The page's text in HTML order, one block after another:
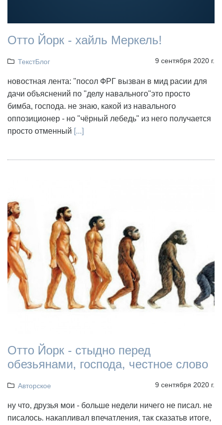
Отто Йорк - хайль Меркель!
ТекстБлог 9 сентября 2020 г.
новостная лента: "посол ФРГ вызван в мид расии для
дачи объяснений по "делу навального"это просто
бимба, господа. не знаю, какой из навального
оппозиционер - но "чёрный лебедь" из него получается
просто отменный [...]
Отто Йорк - стыдно перед
обезьянами, господа, честное слово
Авторское 9 сентября 2020 г.
ну что, друзья мои - больше недели ничего не писал. не
писалось. накапливал впечатления, так сказатьв итоге,